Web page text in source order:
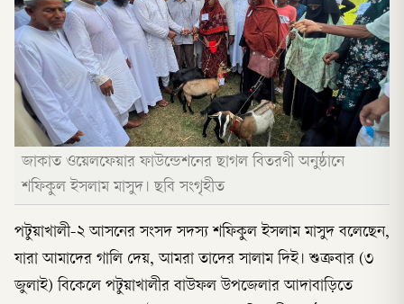
জাকাত ওয়েলফেয়ার ফাউন্ডেশনের ছাগল বিতরণী অনুষ্ঠানে
শফিকুল ইসলাম মাসুদ। ছবি সংগৃহীত
পটুয়াখালী-২ আসনের সংসদ সদস্য শফিকুল ইসলাম মাসুদ বলেছেন,
যারা আমাদের গালি দেয়, আমরা তাদের সালাম দিই। শুক্রবার (৩
জুলাই) বিকেলে পটুয়াখালীর বাউফল উপজেলার আদাবাড়িতে